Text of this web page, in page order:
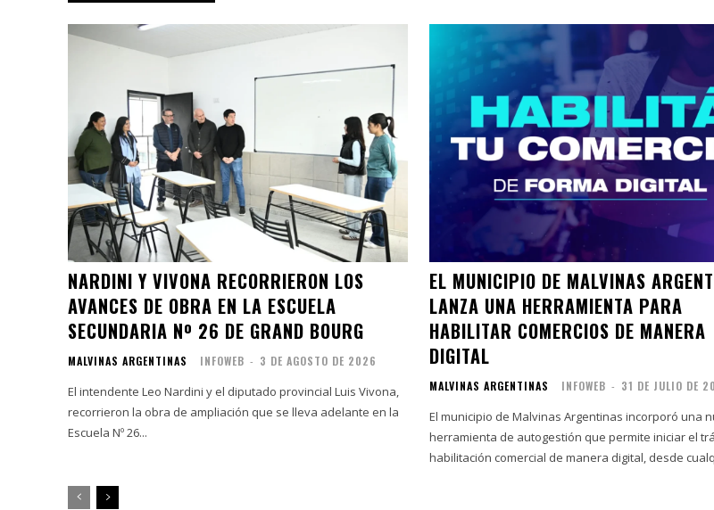
NARDINI Y VIVONA RECORRIERON LOS
AVANCES DE OBRA EN LA ESCUELA
SECUNDARIA Nº 26 DE GRAND BOURG
MALVINAS ARGENTINAS INFOWEB - 3 DE AGOSTO DE 2026
El intendente Leo Nardini y el diputado provincial Luis Vivona,
recorrieron la obra de ampliación que se lleva adelante en la
Escuela Nº 26...
EL MUNICIPIO DE MALVINAS
LANZA UNA HERRAMIENTA PARA
HABILITAR COMERCIOS DE MANERA
DIGITAL
MALVINAS ARGENTINAS INFOWEB - 31 DE JULIO DE
El municipio de Malvinas Argentinas incorporó una
herramienta de autogestión que permite iniciar el
habilitación comercial de manera digital, desde